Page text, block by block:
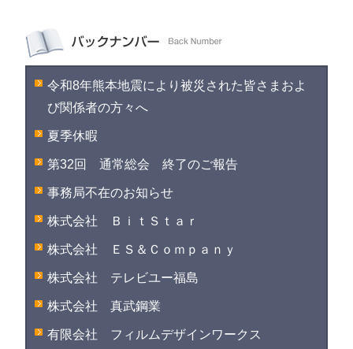
令和8年熊本地震により被災された皆さまおよ
び関係者の方々へ
夏季休暇
第32回 通常総会 終了のご報告
事務局不在のお知らせ
株式会社 ＢｉｔＳｔａｒ
株式会社 ＥＳ＆Ｃｏｍｐａｎｙ
株式会社 テレビユー福島
株式会社 真武鋼業
有限会社 フィルムデザインワークス